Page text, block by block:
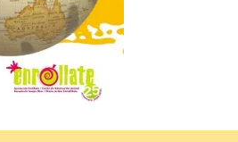
exposición
abierta al
hasta el próximo
Con motivo